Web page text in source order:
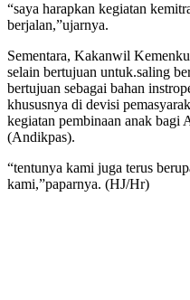
“saya harapkan kegiatan
berjalan,”ujarnya.
Sementara, Kakanwil
selain bertujuan untuk.saling
bertujuan sebagai bahan
khususnya di devisi
kegiatan pembinaan anak bagi
(Andikpas).
“tentunya kami juga terus
kami,”paparnya. (HJ/Hr)